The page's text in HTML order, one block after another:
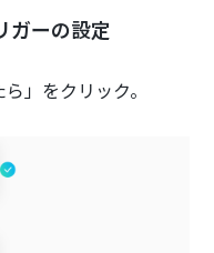
ガーの設定
」をクリック。